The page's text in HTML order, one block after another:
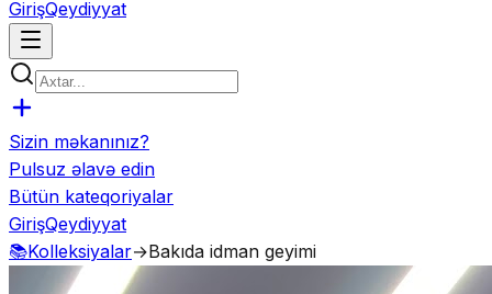
GirişQeydiyyat
Sizin məkanınız?
Pulsuz əlavə edin
Bütün kateqoriyalar
GirişQeydiyyat
📚Kolleksiyalar→Bakıda idman geyimi